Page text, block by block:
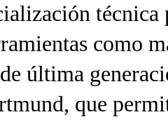
técnica
como
última
que